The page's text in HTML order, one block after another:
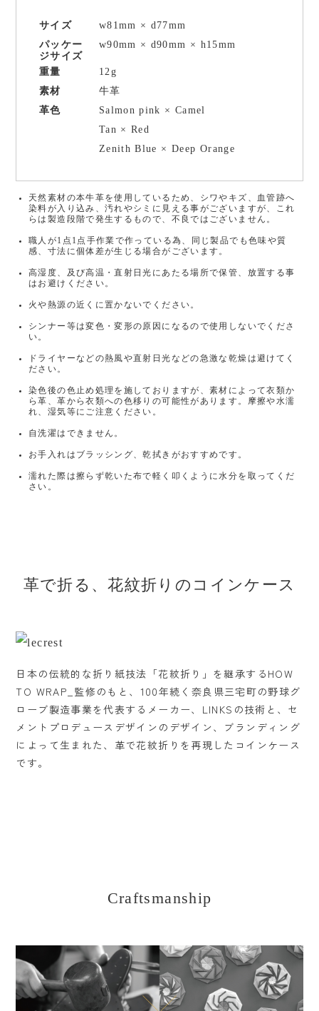
サイズ
w81mm × d77mm
パッケー
ジサイズ
w90mm × d90mm × h15mm
重量
12g
素材
牛革
革色
Salmon pink × Camel
Tan × Red
Zenith Blue × Deep Orange
天然素材の本牛革を使用しているため、シワやキズ、血管跡へ
染料が入り込み、汚れやシミに見える事がございますが、これ
らは製造段階で発生するもので、不良ではございません。
職人が1点1点手作業で作っている為、同じ製品でも色味や質
感、寸法に個体差が生じる場合がございます。
高湿度、及び高温・直射日光にあたる場所で保管、放置する事
はお避けください。
火や熱源の近くに置かないでください。
シンナー等は変色・変形の原因になるので使用しないでくださ
い。
ドライヤーなどの熱風や直射日光などの急激な乾燥は避けてく
ださい。
染色後の色止め処理を施しておりますが、素材によって衣類か
ら革、革から衣類への色移りの可能性があります。摩擦や水濡
れ、湿気等にご注意ください。
自洗濯はできません。
お手入れはブラッシング、乾拭きがおすすめです。
濡れた際は擦らず乾いた布で軽く叩くように水分を取ってくだ
さい。
革で折る、花紋折りのコインケース
日本の伝統的な折り紙技法「花紋折り」を継承するHOW
TO WRAP_監修のもと、100年続く奈良県三宅町の野球グ
ローブ製造事業を代表するメーカー、LINKSの技術と、セ
メントプロデュースデザインのデザイン、ブランディング
によって生まれた、革で花紋折りを再現したコインケース
です。
Craftsmanship